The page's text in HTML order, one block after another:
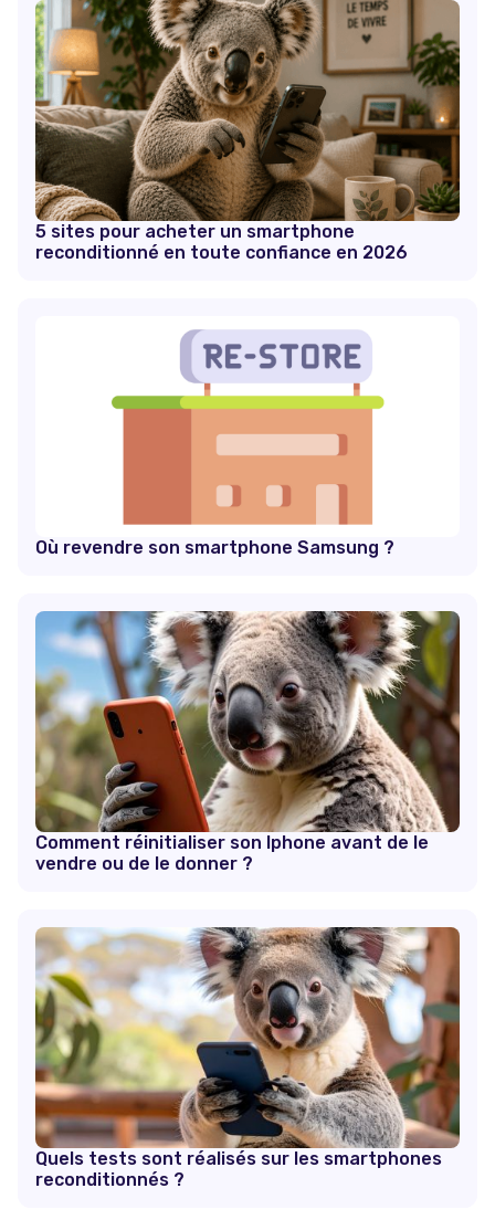
5 sites pour acheter un smartphone
reconditionné en toute confiance en 2026
Où revendre son smartphone Samsung ?
Comment réinitialiser son Iphone avant de le
vendre ou de le donner ?
Quels tests sont réalisés sur les smartphones
reconditionnés ?